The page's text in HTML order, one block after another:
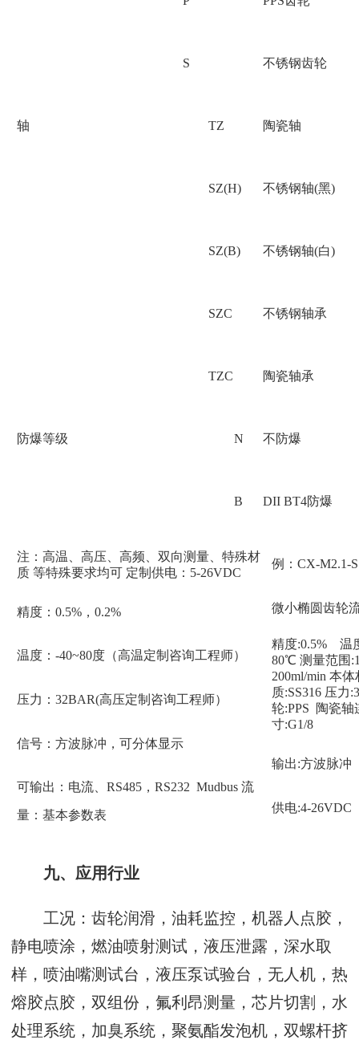
S 不锈钢齿轮
轴 TZ 陶瓷轴
SZ(H) 不锈钢轴(黑)
SZ(B) 不锈钢轴(白)
SZC 不锈钢轴承
TZC 陶瓷轴承
防爆等级 N 不防爆
B DII BT4防爆
注：高温、高压、高频、双向测量、特殊材
质 等特殊要求均可 定制供电：5-26VDC
精度：0.5%，0.2%
温度：-40~80度（高温定制咨询工程师）
压力：32BAR(高压定制咨询工程师）
信号：方波脉冲，可分体显示
可输出：电流、RS485，RS232 Mudbus 流
量：基本参数表
例：CX-M2.1-
微小椭圆齿轮
精度:0.5% 温
80℃ 测量范围
200ml/min 本体
质:SS316 压力
轮:PPS 陶瓷轴
寸:G1/8
输出:方波脉冲
供电:4-26VDC
九、应用行业
工况：齿轮润滑，油耗监控，机器人点胶，
静电喷涂，燃油喷射测试，液压泄露，深水取
样，喷油嘴测试台，液压泵试验台，无人机，热
熔胶点胶，双组份，氟利昂测量，芯片切割，水
处理系统，加臭系统，聚氨酯发泡机，双螺杆挤